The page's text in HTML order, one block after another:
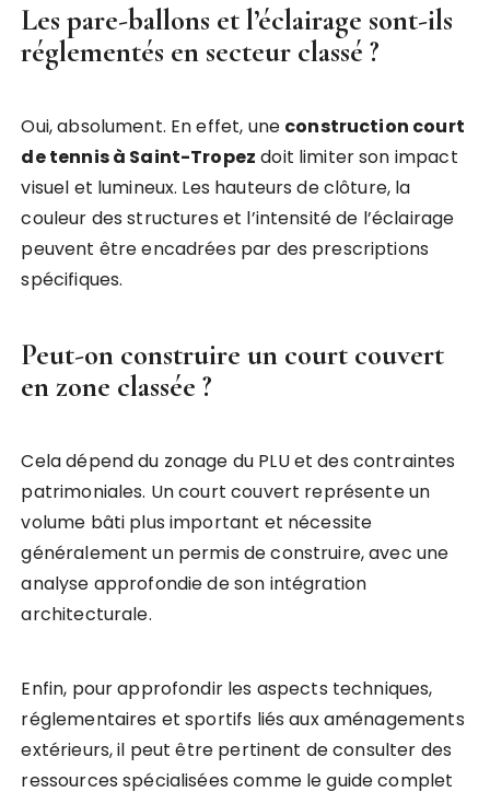
Les pare-ballons et l’éclairage sont-ils
réglementés en secteur classé ?
Oui, absolument. En effet, une construction court
de tennis à Saint-Tropez doit limiter son impact
visuel et lumineux. Les hauteurs de clôture, la
couleur des structures et l’intensité de l’éclairage
peuvent être encadrées par des prescriptions
spécifiques.
Peut-on construire un court couvert
en zone classée ?
Cela dépend du zonage du PLU et des contraintes
patrimoniales. Un court couvert représente un
volume bâti plus important et nécessite
généralement un permis de construire, avec une
analyse approfondie de son intégration
architecturale.
Enfin, pour approfondir les aspects techniques,
réglementaires et sportifs liés aux aménagements
extérieurs, il peut être pertinent de consulter des
ressources spécialisées comme le guide complet